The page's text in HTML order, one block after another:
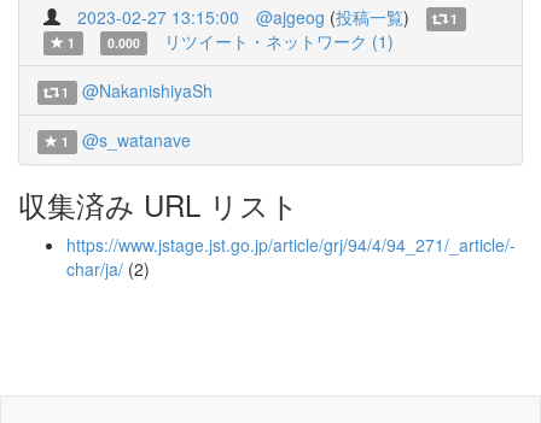
2023-02-27 13:15:00 @ajgeog (投稿一覧)
1
1
0.000 リツイート・ネットワーク (1)
1 @NakanishiyaSh
1 @s_watanave
収集済み URL リスト
https://www.jstage.jst.go.jp/article/grj/94/4/94_271/_article/-
char/ja/ (2)